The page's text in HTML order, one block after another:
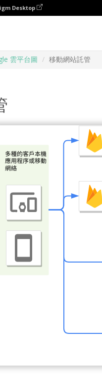
Desktop
雲平台圖 移動網站託管